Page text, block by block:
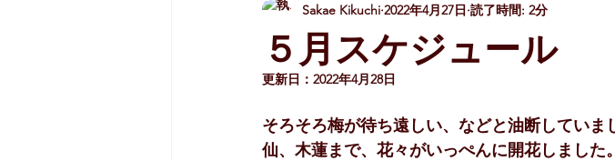
５月スケジュール
Sakae Kikuchi 2022年4月27日 読了時間: 2分
更新日： 2022年4月28日
そろそろ梅が待ち遠しい、などと油断してい
仙、木蓮まで、花々がいっぺんに開花しまし